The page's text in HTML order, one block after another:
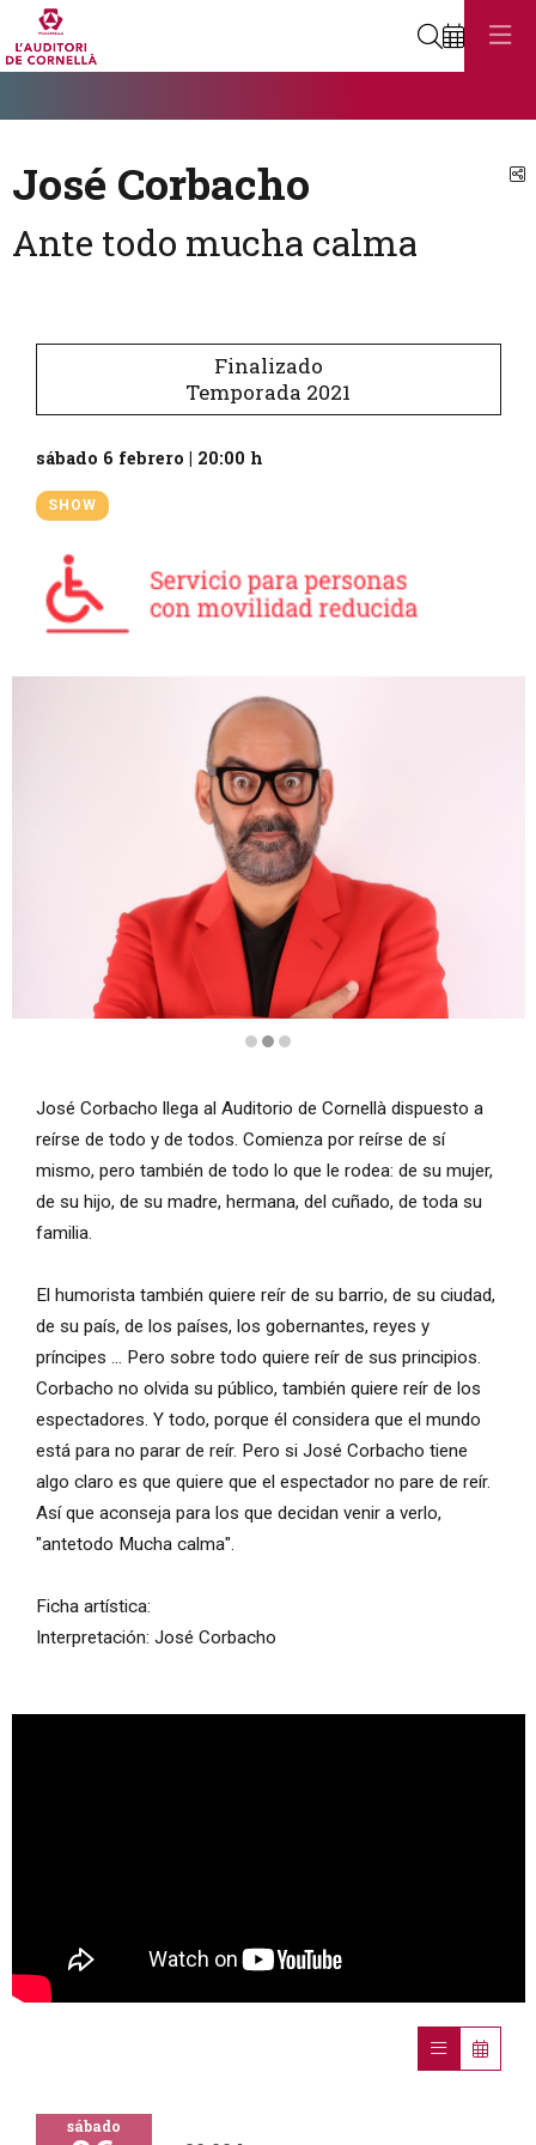
Buscar
José Corbacho
Ante todo mucha calma
Finalizado
Temporada 2021
sábado 6 febrero | 20:00 h
SHOW
José Corbacho llega al Auditorio de Cornellà dispuesto a
reírse de todo y de todos. Comienza por reírse de sí
mismo, pero también de todo lo que le rodea: de su mujer,
de su hijo, de su madre, hermana, del cuñado, de toda su
familia.
El humorista también quiere reír de su barrio, de su ciudad,
de su país, de los países, los gobernantes, reyes y
príncipes ... Pero sobre todo quiere reír de sus principios.
Corbacho no olvida su público, también quiere reír de los
espectadores. Y todo, porque él considera que el mundo
está para no parar de reír. Pero si José Corbacho tiene
algo claro es que quiere que el espectador no pare de reír.
Así que aconseja para los que decidan venir a verlo,
"antetodo Mucha calma".
Ficha artística:
Interpretación: José Corbacho
sábado